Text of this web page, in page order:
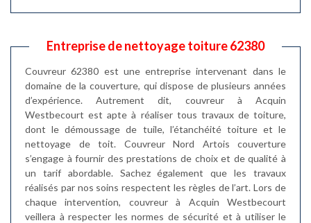
Entreprise de nettoyage toiture 62380
Couvreur 62380 est une entreprise intervenant dans le
domaine de la couverture, qui dispose de plusieurs années
d’expérience. Autrement dit, couvreur à Acquin
Westbecourt est apte à réaliser tous travaux de toiture,
dont le démoussage de tuile, l’étanchéité toiture et le
nettoyage de toit. Couvreur Nord Artois couverture
s’engage à fournir des prestations de choix et de qualité à
un tarif abordable. Sachez également que les travaux
réalisés par nos soins respectent les règles de l’art. Lors de
chaque intervention, couvreur à Acquin Westbecourt
veillera à respecter les normes de sécurité et à utiliser le